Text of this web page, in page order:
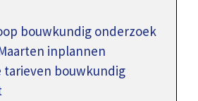
bouwkundig onderzoek
inplannen
tarieven bouwkundig